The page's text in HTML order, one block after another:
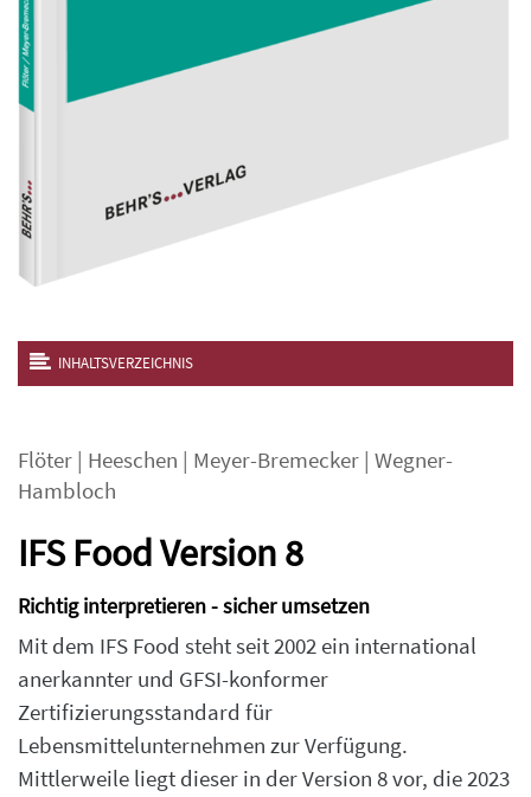
INHALTSVERZEICHNIS
Flöter | Heeschen | Meyer-Bremecker | Wegner-
Hambloch
IFS Food Version 8
Richtig interpretieren - sicher umsetzen
Mit dem IFS Food steht seit 2002 ein international
anerkannter und GFSI-konformer
Zertifizierungsstandard für
Lebensmittelunternehmen zur Verfügung.
Mittlerweile liegt dieser in der Version 8 vor, die 2023